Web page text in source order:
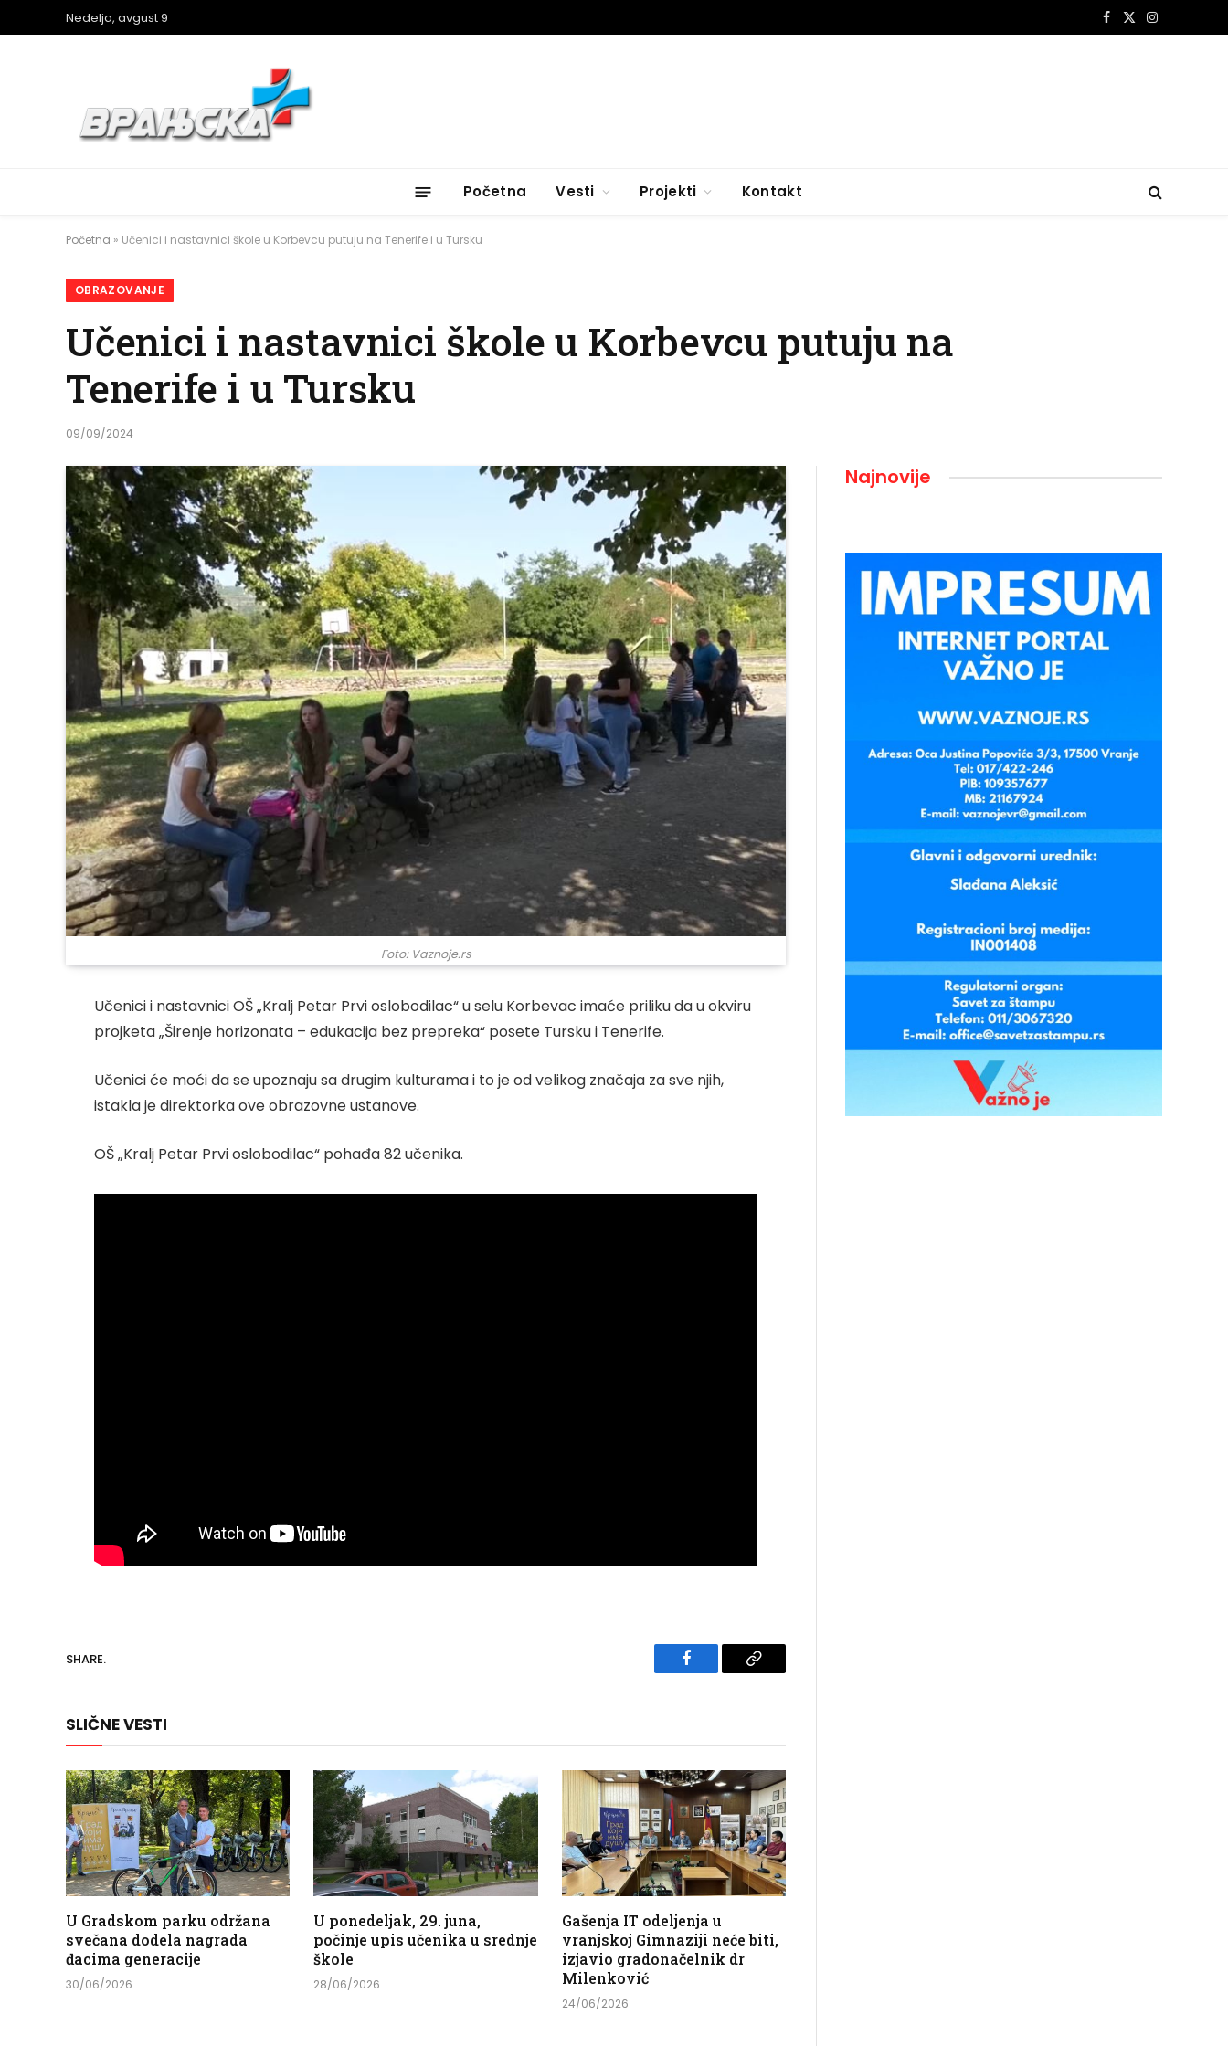
Nedelja, avgust 9 Facebook
X
Instagram
Početna Vesti Projekti Kontakt
Početna » Učenici i nastavnici škole u Korbevcu putuju na Tenerife i u Tursku
OBRAZOVANJE
Učenici i nastavnici škole u Korbevcu putuju na
Tenerife i u Tursku
09/09/2024
Foto: Vaznoje.rs
Učenici i nastavnici OŠ „Kralj Petar Prvi oslobodilac“ u selu Korbevac imaće priliku da u okviru
projketa „Širenje horizonata – edukacija bez prepreka“ posete Tursku i Tenerife.
Učenici će moći da se upoznaju sa drugim kulturama i to je od velikog značaja za sve njih,
istakla je direktorka ove obrazovne ustanove.
OŠ „Kralj Petar Prvi oslobodilac“ pohađa 82 učenika.
SHARE.
Facebook Copy
SLIČNE VESTI
U Gradskom parku održana
svečana dodela nagrada
đacima generacije
30/06/2026
U ponedeljak, 29. juna,
počinje upis učenika u srednje
škole
28/06/2026
Gašenja IT odeljenja u
vranjskoj Gimnaziji neće biti,
izjavio gradonačelnik dr
Milenković
24/06/2026
Najnovije